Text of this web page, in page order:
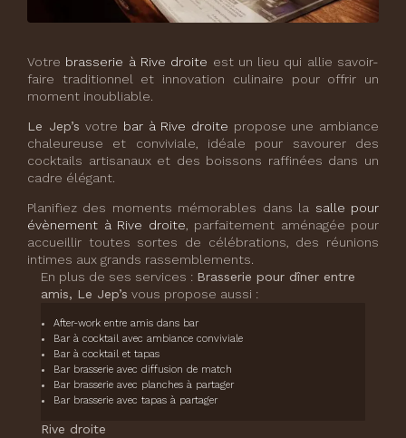
Votre brasserie à Rive droite est un lieu qui allie savoir-
faire traditionnel et innovation culinaire pour offrir un
moment inoubliable.
Le Jep’svotre bar à Rive droite propose une ambiance
chaleureuse et conviviale, idéale pour savourer des
cocktails artisanaux et des boissons raffinées dans un
cadre élégant.
Planifiez des moments mémorables dans la salle pour
évènement à Rive droite , parfaitement aménagée pour
accueillir toutes sortes de célébrations, des réunions
intimes aux grands rassemblements.
En plus de ses services : Brasserie pour dîner entre
amis, Le Jep’s vous propose aussi :
After-work entre amis dans bar
Bar à cocktail avec ambiance conviviale
Bar à cocktail et tapas
Bar brasserie avec diffusion de match
Bar brasserie avec planches à partager
Bar brasserie avec tapas à partager
Rive droite